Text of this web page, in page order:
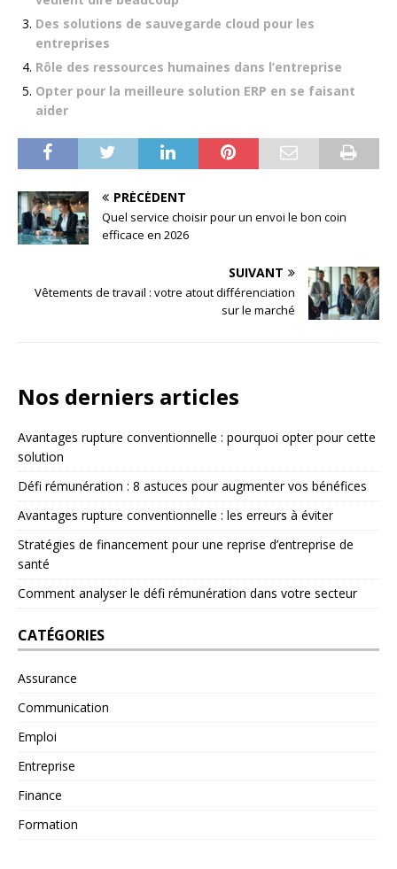
Des solutions de sauvegarde cloud pour les
entreprises
Rôle des ressources humaines dans l’entreprise
Opter pour la meilleure solution ERP en se faisant
aider
PRÉCÉDENT
Quel service choisir pour un envoi le bon coin
efficace en 2026
SUIVANT
Vêtements de travail : votre atout différenciation
sur le marché
Nos derniers articles
Avantages rupture conventionnelle : pourquoi opter pour cette
solution
Défi rémunération : 8 astuces pour augmenter vos bénéfices
Avantages rupture conventionnelle : les erreurs à éviter
Stratégies de financement pour une reprise d’entreprise de
santé
Comment analyser le défi rémunération dans votre secteur
CATÉGORIES
Assurance
Communication
Emploi
Entreprise
Finance
Formation